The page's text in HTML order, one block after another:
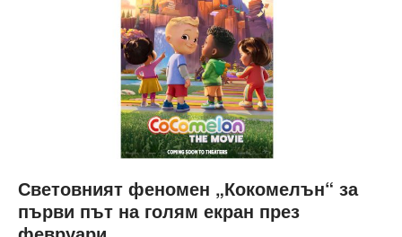
Световният феномен „Кокомелън“ за
първи път на голям екран през